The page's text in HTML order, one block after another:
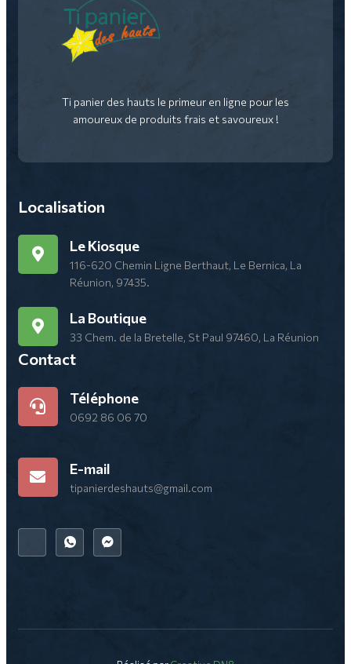
Ti panier des hauts le primeur en ligne pour les
amoureux de produits frais et savoureux !
Localisation
Le Kiosque
116-620 Chemin Ligne Berthaut, Le Bernica, La
Réunion, 97435.
La Boutique
33 Chem. de la Bretelle, St Paul 97460, La Réunion
Contact
Téléphone
0692 86 06 70
E-mail
tipanierdeshauts@gmail.com